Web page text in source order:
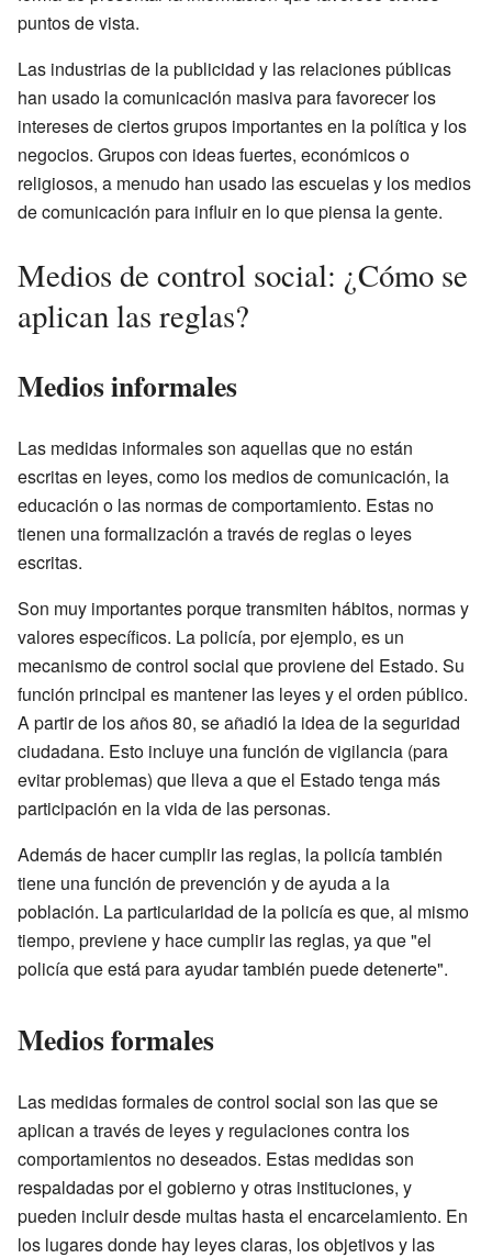
puntos de vista.
Las industrias de la publicidad y las relaciones públicas
han usado la comunicación masiva para favorecer los
intereses de ciertos grupos importantes en la política y los
negocios. Grupos con ideas fuertes, económicos o
religiosos, a menudo han usado las escuelas y los medios
de comunicación para influir en lo que piensa la gente.
Medios de control social: ¿Cómo se
aplican las reglas?
Medios informales
Las medidas informales son aquellas que no están
escritas en leyes, como los medios de comunicación, la
educación o las normas de comportamiento. Estas no
tienen una formalización a través de reglas o leyes
escritas.
Son muy importantes porque transmiten hábitos, normas y
valores específicos. La policía, por ejemplo, es un
mecanismo de control social que proviene del Estado. Su
función principal es mantener las leyes y el orden público.
A partir de los años 80, se añadió la idea de la seguridad
ciudadana. Esto incluye una función de vigilancia (para
evitar problemas) que lleva a que el Estado tenga más
participación en la vida de las personas.
Además de hacer cumplir las reglas, la policía también
tiene una función de prevención y de ayuda a la
población. La particularidad de la policía es que, al mismo
tiempo, previene y hace cumplir las reglas, ya que "el
policía que está para ayudar también puede detenerte".
Medios formales
Las medidas formales de control social son las que se
aplican a través de leyes y regulaciones contra los
comportamientos no deseados. Estas medidas son
respaldadas por el gobierno y otras instituciones, y
pueden incluir desde multas hasta el encarcelamiento. En
los lugares donde hay leyes claras, los objetivos y las